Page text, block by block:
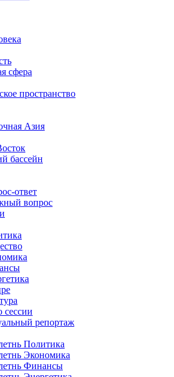
сфера
пространство
Азия
бассейн
ответ
вопрос
сессии
репортаж
Политика
Экономика
Финансы